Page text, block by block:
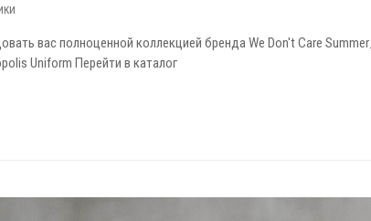
вас полноценной коллекцией бренда We Don't Care
Uniform Перейти в каталог